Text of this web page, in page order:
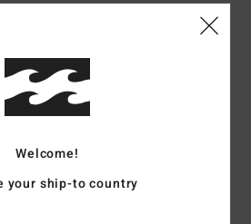
Code couleur
polyester recyclé
Welcome!
your ship-to country